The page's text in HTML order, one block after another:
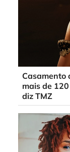
Casamento
mais de
diz TMZ